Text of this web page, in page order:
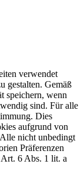
verwendet
gestalten. Gemäß
speichern, wenn
sind. Für alle
Dies
aufgrund von
nicht unbedingt
Präferenzen
6 Abs. 1 lit. a